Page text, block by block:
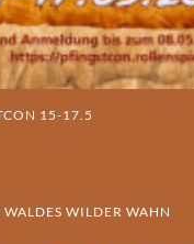
15-17.5
WILDER WAHN